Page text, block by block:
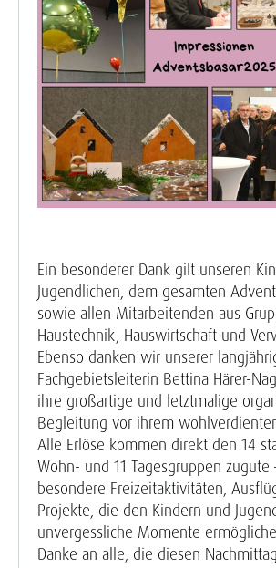
Ein besonderer Dank gilt unseren
Jugendlichen, dem gesamten
sowie allen Mitarbeitenden aus
Haustechnik, Hauswirtschaft und
Ebenso danken wir unserer
Fachgebietsleiterin Bettina Härer-
ihre großartige und letztmalige
Begleitung vor ihrem
Alle Erlöse kommen direkt den 14
Wohn- und 11 Tagesgruppen zugute
besondere Freizeitaktivitäten,
Projekte, die den Kindern und
unvergessliche Momente
Danke an alle, die diesen